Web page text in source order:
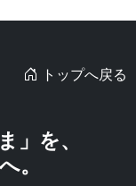
トップへ戻る
」を、
。